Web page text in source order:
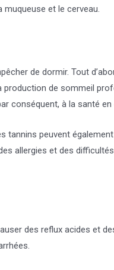
muqueuse et le cerveau.
de dormir. Tout
de sommeil
conséquent, à la santé en
peuvent
allergies et des
des reflux acides et